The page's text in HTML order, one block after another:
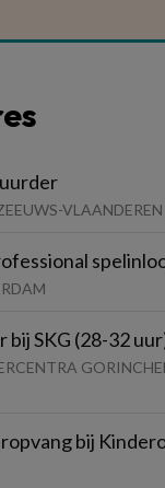
bij SKG (28-32
bij